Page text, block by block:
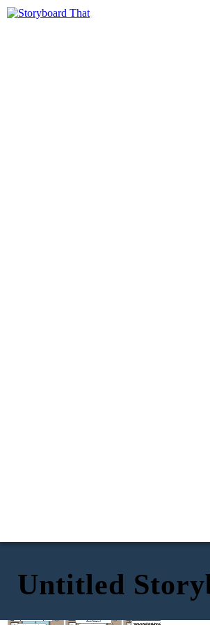
Untitled
comenzara a apagarse?
Comprendo tu urgencia. Vamos a hacer un diagnóstico
completo para identificar la causa del problema. Te